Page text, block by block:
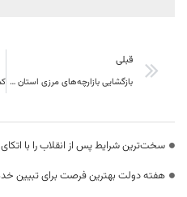
قبلی
بازگشایی بازارچه‌های مرزی استان خراسان جنوبی در اولویت است
سخت‌ترین شرایط پس از انقلاب را با
هفته دولت بهترین فرصت برای تبیین